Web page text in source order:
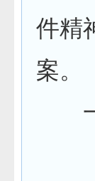
件精
案。
一
（